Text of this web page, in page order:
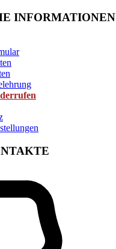
INFORMATIONEN